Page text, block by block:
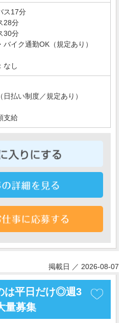
る情報入力や
ポート・・・
ス17分
28分
ス30分
イク通勤OK（規定あり）
なし
払い制度／規定あり）
支給
掲載日 ／ 2026-08-07
は平日だけ◎週3
量募集